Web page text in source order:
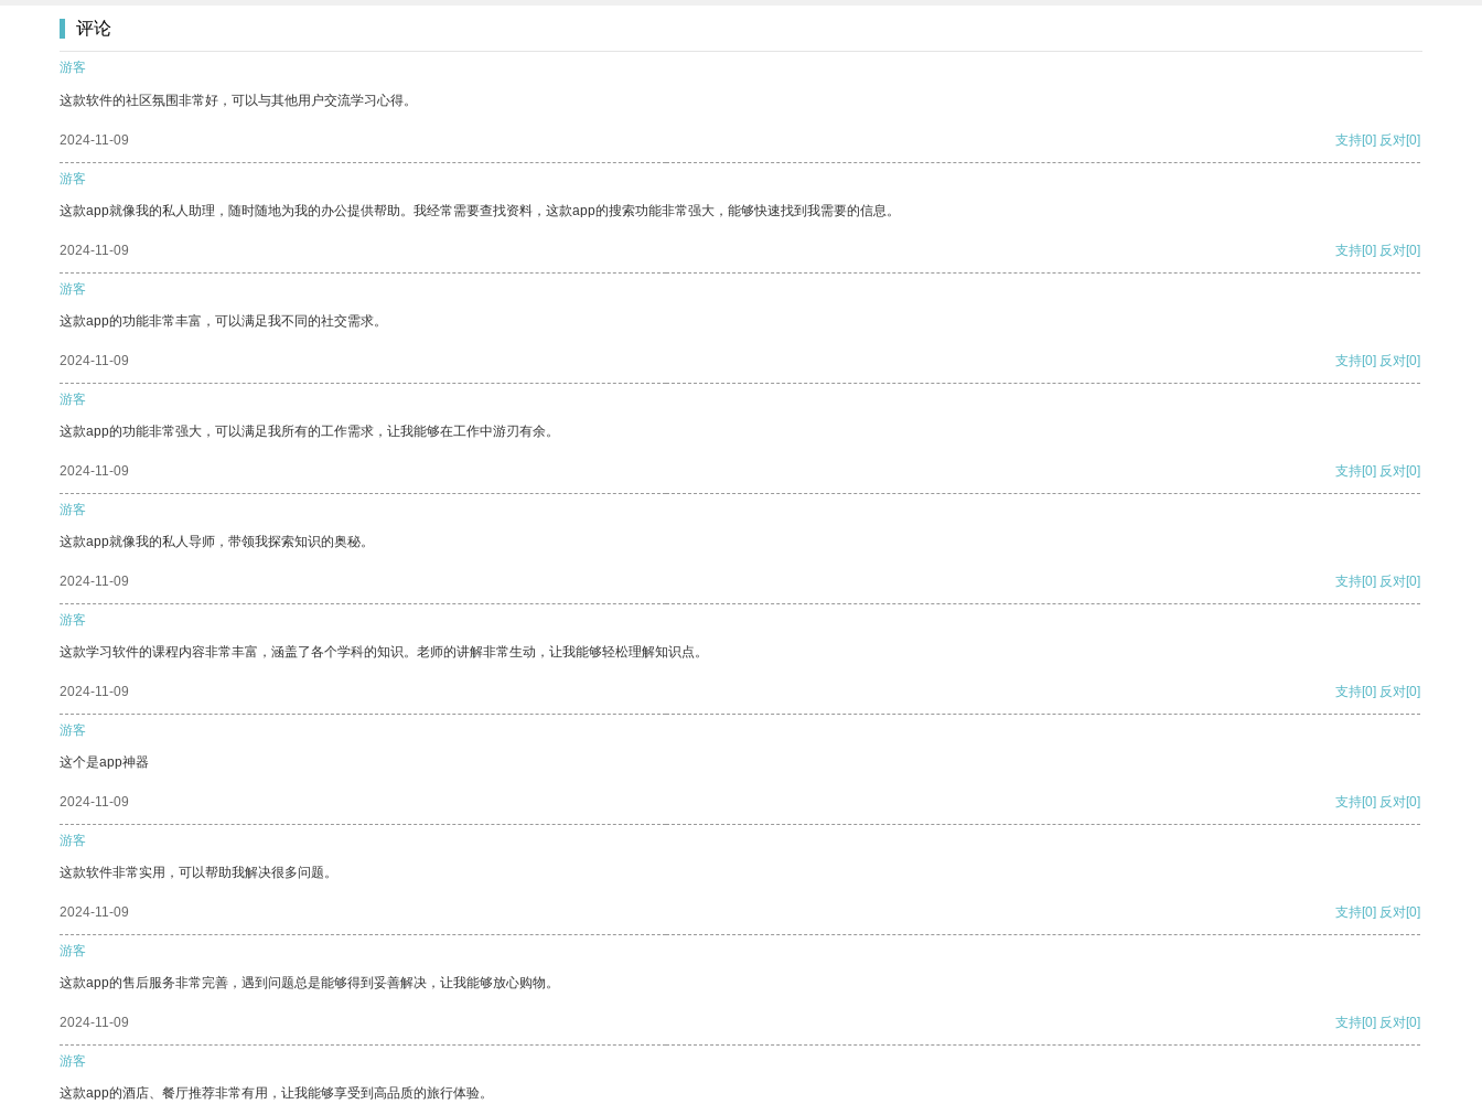
评论
游客
这款软件的社区氛围非常好，可以与其他用户交流学习心得。
2024-11-09 支持[0] 反对[0]
游客
这款app就像我的私人助理，随时随地为我的办公提供帮助。我经常需要查找资料，这款app的搜索功能非常强大，能够快速找到我需要的信息。
2024-11-09 支持[0] 反对[0]
游客
这款app的功能非常丰富，可以满足我不同的社交需求。
2024-11-09 支持[0] 反对[0]
游客
这款app的功能非常强大，可以满足我所有的工作需求，让我能够在工作中游刃有余。
2024-11-09 支持[0] 反对[0]
游客
这款app就像我的私人导师，带领我探索知识的奥秘。
2024-11-09 支持[0] 反对[0]
游客
这款学习软件的课程内容非常丰富，涵盖了各个学科的知识。老师的讲解非常生动，让我能够轻松理解知识点。
2024-11-09 支持[0] 反对[0]
游客
这个是app神器
2024-11-09 支持[0] 反对[0]
游客
这款软件非常实用，可以帮助我解决很多问题。
2024-11-09 支持[0] 反对[0]
游客
这款app的售后服务非常完善，遇到问题总是能够得到妥善解决，让我能够放心购物。
2024-11-09 支持[0] 反对[0]
游客
这款app的酒店、餐厅推荐非常有用，让我能够享受到高品质的旅行体验。